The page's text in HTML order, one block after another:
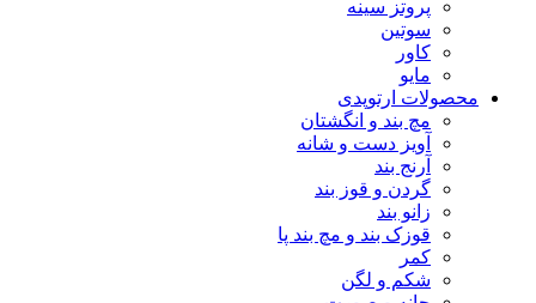
پروتز سینه
سوتین
کاور
مایو
محصولات ارتوپدی
مچ بند و انگشتان
آویز دست و شانه
آرنج بند
گردن و قوز بند
زانو بند
قوزک بند و مچ بند پا
کمر
شکم و لگن